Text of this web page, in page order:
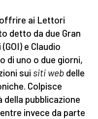
ai Lettori
detto da due Gran
e Claudio
di uno o due giorni,
sui siti web delle
Colpisce
pubblicazione
invece da parte